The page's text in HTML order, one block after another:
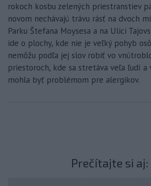
rokoch kosbu zelených priestranstiev
novom nechávajú trávu rásť na dvoch
Parku Štefana Moysesa a na Ulici
ide o plochy, kde nie je veľký pohyb
nemôžu podľa jej slov robiť vo
priestoroch, kde sa stretáva veľa ľudí a
mohla byť problémom pre alergikov.
Prečítajte si aj: